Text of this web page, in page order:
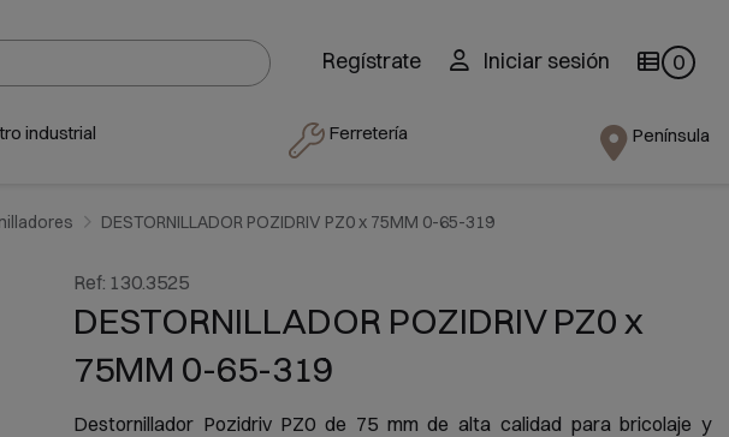
Regístrate Iniciar sesión 0
industrial Ferretería Península
DESTORNILLADOR POZIDRIV PZ0 x 75MM 0-65-319
Ref: 130.3525
DESTORNILLADOR POZIDRIV PZ0 x
75MM 0-65-319
Destornillador Pozidriv PZ0 de 75 mm de alta calidad para bricolaje y